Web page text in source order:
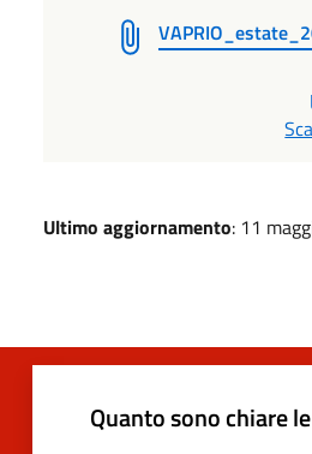
Ultimo aggiornamento: 11
Quanto sono chiare